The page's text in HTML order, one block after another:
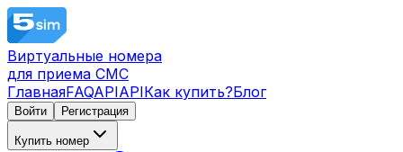
Виртуальные номера
для приема СМС
ГлавнаяFAQAPIAPIКак купить?Блог
Войти Регистрация
Купить номер